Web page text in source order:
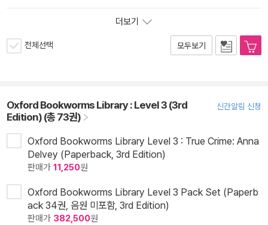
더보기
전체선택 모두보기
Oxford Bookworms Library : Level 3 (3rd
Edition) (총 73권)
신간알림 신청
Oxford Bookworms Library Level 3 : True Crime: Anna
Delvey (Paperback, 3rd Edition)
판매가 11,250원
Oxford Bookworms Library Level 3 Pack Set (Paperb
ack 34권, 음원 미포함, 3rd Edition)
판매가 382,500원